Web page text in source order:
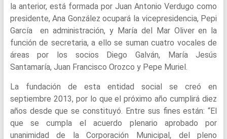
la anterior, está formada por Juan Antonio Verdugo como
presidente, Ana González ocupará la vicepresidencia, Pepi
García en administración, y María del Mar Oliver en la
función de secretaria, a ello se suman cuatro vocales de
áreas por los socios Diego Galván, María Jesús
Santamaría, Juan Francisco Orozco y Pepe Muriel.
La fundación de esta entidad social se creó en
septiembre 2013, por lo que el próximo año cumplirá diez
años desde que se constituyó. Entre sus fines están: “El
que se cumpla el acuerdo plenario aprobado por
unanimidad de la Corporación Municipal, del pleno